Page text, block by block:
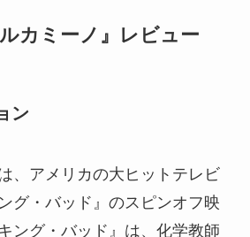
カミーノ』レビュー
ン
、アメリカの大ヒットテレビ
グ・バッド』のスピンオフ映
ング・バッド』は、化学教師